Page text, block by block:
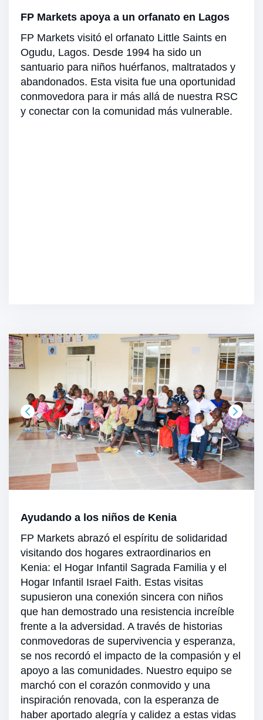
FP Markets apoya a un orfanato en Lagos
FP Markets visitó el orfanato Little Saints en
Ogudu, Lagos. Desde 1994 ha sido un
santuario para niños huérfanos, maltratados y
abandonados. Esta visita fue una oportunidad
conmovedora para ir más allá de nuestra RSC
y conectar con la comunidad más vulnerable.
Ayudando a los niños de Kenia
FP Markets abrazó el espíritu de solidaridad
visitando dos hogares extraordinarios en
Kenia: el Hogar Infantil Sagrada Familia y el
Hogar Infantil Israel Faith. Estas visitas
supusieron una conexión sincera con niños
que han demostrado una resistencia increíble
frente a la adversidad. A través de historias
conmovedoras de supervivencia y esperanza,
se nos recordó el impacto de la compasión y el
apoyo a las comunidades. Nuestro equipo se
marchó con el corazón conmovido y una
inspiración renovada, con la esperanza de
haber aportado alegría y calidez a estas vidas